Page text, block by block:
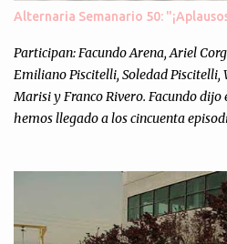
s
Alternaria Semanario 50:
Participan: Facundo Arena, Ariel
Emiliano Piscitelli, Soledad
Marisi y Franco Rivero. Facundo
hemos llegado a los cincuenta
nuestra propia óptica: un punto de
informal.Para festejarlo, se nos
cuando digo "todos" me refiero a